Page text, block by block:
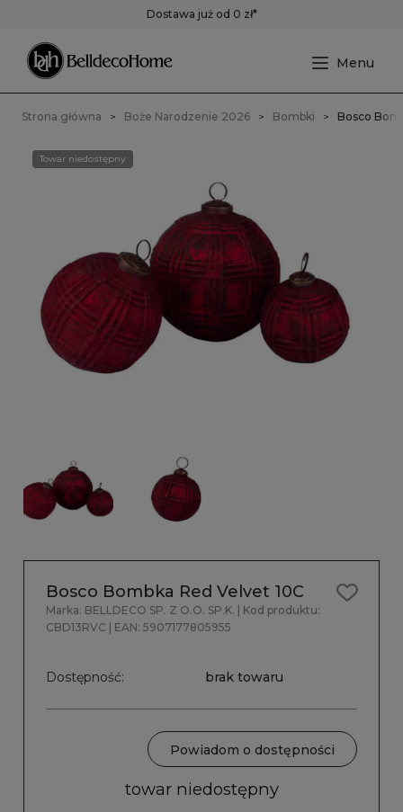
Dostawa już od 0 zł*
Strona główna Boże Narodzenie 2026 Bombki Bosco
Towar niedostępny
Bosco Bombka Red Velvet 10C
Marka: BELLDECO SP. Z O.O. SP.K.
| Kod produktu:
CBD13RVC
| EAN: 5907177805955
Dostępność: brak towaru
Powiadom o dostępności
towar niedostępny